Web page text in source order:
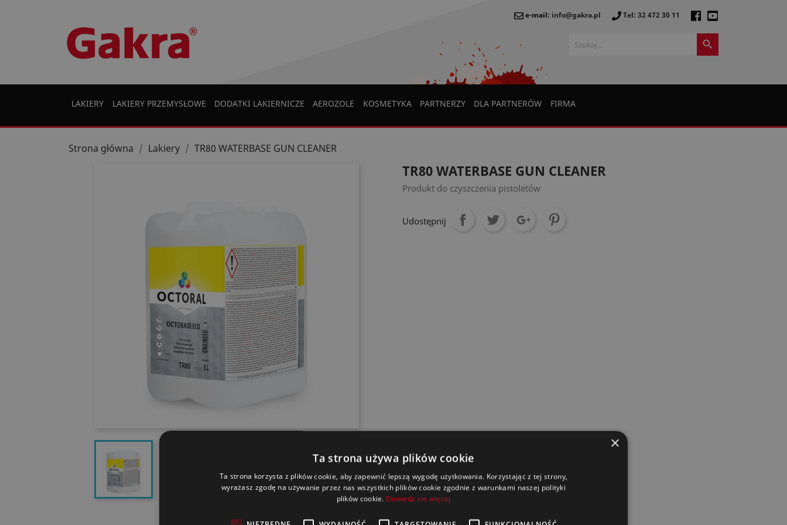
e-mail: info@gakra.pl Tel: 32 472 30 11

LAKIERY LAKIERY PRZEMYSŁOWE DODATKI LAKIERNICZE AEROZOLE KOSMETYKA PARTNERZY DLA PARTNERÓW FIRMA
Strona główna Lakiery TR80 WATERBASE GUN CLEANER
TR80 WATERBASE GUN CLEANER
Produkt do czyszczenia pistoletów
Udostępnij
×
Ta strona używa plików cookie
Ta strona korzysta z plików cookie, aby zapewnić lepszą wygodę użytkowania. Korzystając z tej strony,
wyrażasz zgodę na używanie przez nas wszystkich plików cookie zgodnie z warunkami naszej polityki
plików cookie. Dowiedz się więcej